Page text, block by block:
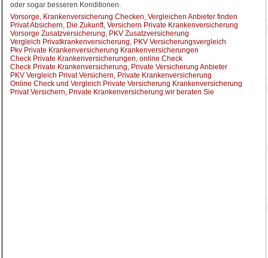
oder sogar besseren Konditionen.
Vorsorge, Krankenversicherung Checken, Vergleichen Anbieter finden
Privat Absichern, Die Zukunft, Versichern Private Krankenversicherung
Vorsorge Zusatzversicherung, PKV Zusatzversicherung
Vergleich Privatkrankenversicherung, PKV Versicherungsvergleich
Pkv Private Krankenversicherung Krankenversicherungen
Check Private Krankenversicherungen, online Check
Check Private Krankenversicherung, Private Versicherung Anbieter
PKV Vergleich Privat Versichern, Private Krankenversicherung
Online Check und Vergleich Private Versicherung Krankenversicherung
Privat Versichern, Private Krankenversicherung wir beraten Sie